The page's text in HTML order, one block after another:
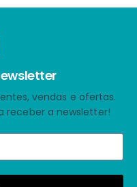
vendas e ofertas.
receber a newsletter!